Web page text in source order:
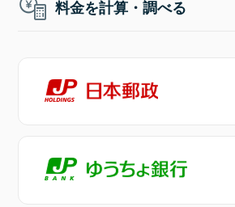
料金を計算・調べる